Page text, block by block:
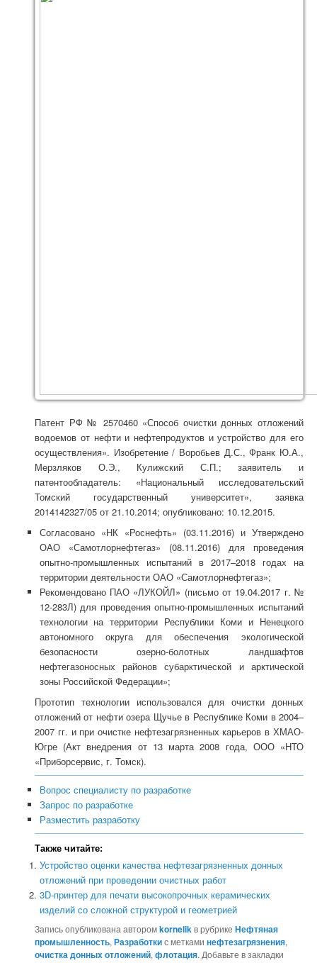
Патент РФ № 2570460 «Способ очистки донных отложений
водоемов от нефти и нефтепродуктов и устройство для его
осуществления». Изобретение / Воробьев Д.С., Франк Ю.А.,
Мерзляков О.Э., Кулижский С.П.; заявитель и
патентообладатель: «Национальный исследовательский
Томский государственный университет», заявка
2014142327/05 от 21.10.2014; опубликовано: 10.12.2015.
Согласовано «НК «Роснефть» (03.11.2016) и Утверждено
ОАО «Самотлорнефтегаз» (08.11.2016) для проведения
опытно-промышленных испытаний в 2017–2018 годах на
территории деятельности ОАО «Самотлорнефтегаз»;
Рекомендовано ПАО «ЛУКОЙЛ» (письмо от 19.04.2017 г. №
12-283Л) для проведения опытно-промышленных испытаний
технологии на территории Республики Коми и Ненецкого
автономного округа для обеспечения экологической
безопасности озерно-болотных ландшафтов
нефтегазоносных районов субарктической и арктической
зоны Российской Федерации»;
Прототип технологии использовался для очистки донных
отложений от нефти озера Щучье в Республике Коми в 2004–
2007 гг. и при очистке нефтезагрязненных карьеров в ХМАО-
Югре (Акт внедрения от 13 марта 2008 года, ООО «НТО
«Приборсервис, г. Томск).
Вопрос специалисту по разработке
Запрос по разработке
Разместить разработку
Также читайте:
Устройство оценки качества нефтезагрязненных донных
отложений при проведении очистных работ
3D-принтер для печати высокопрочных керамических
изделий со сложной структурой и геометрией
Запись опубликована авторомkornelikв рубрикеНефтяная
промышленность,Разработкис меткаминефтезагрязнения,
очистка донных отложений,флотация. Добавьте в закладки